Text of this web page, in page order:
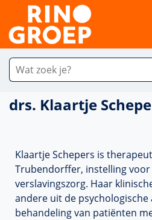
drs. Klaartje
Klaartje Schepers is
Trubendorffer, instelling
verslavingszorg. Haar
andere uit de psychologische
behandeling van patiënten